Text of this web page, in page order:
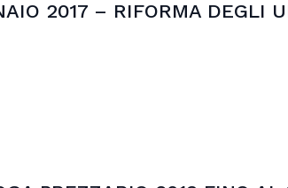
2017 – RIFORMA DEGLI